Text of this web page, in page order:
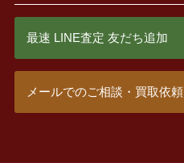
最速 LINE査定 友だち追加
メールでのご相談・買取依頼